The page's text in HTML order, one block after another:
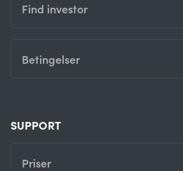
Find investor
Betingelser
SUPPORT
Priser